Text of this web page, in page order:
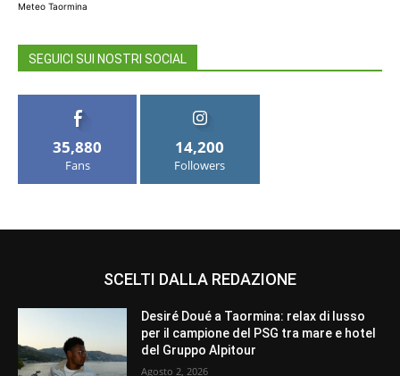
Meteo Taormina
SEGUICI SUI NOSTRI SOCIAL
35,880
Fans
14,200
Followers
SCELTI DALLA REDAZIONE
Desiré Doué a Taormina: relax di lusso
per il campione del PSG tra mare e hotel
del Gruppo Alpitour
Agosto 2, 2026